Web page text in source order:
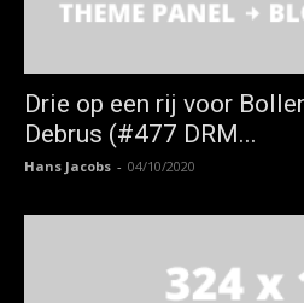
Drie op een rij voor
Debrus (#477 DRM...
Hans Jacobs - 04/10/2020